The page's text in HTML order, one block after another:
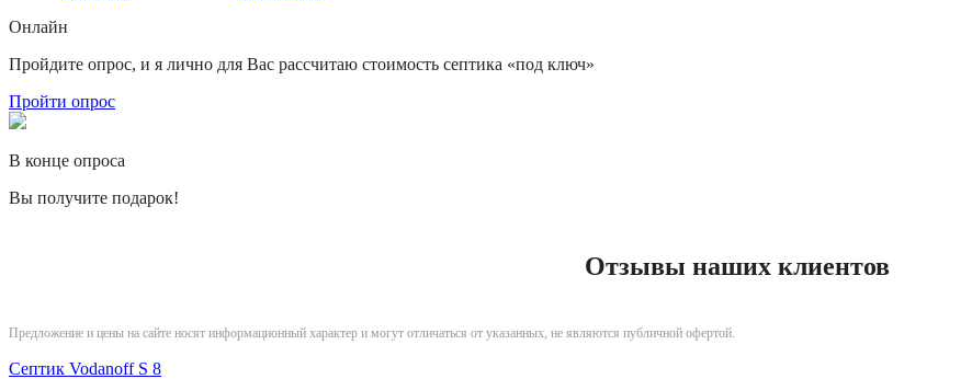
Онлайн
Пройдите опрос, и я лично для Вас рассчитаю стоимость септика «под ключ»
Пройти опрос
В конце опроса
Вы получите подарок!
Отзывы наших клиентов
Предложение и цены на сайте носят информационный характер и могут отличаться от указанных, не являются публичной офертой.
Септик Vodanoff S 8